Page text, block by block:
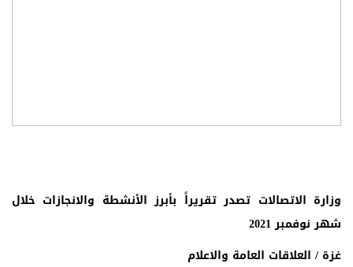
وزارة الاتصالات تصدر تقريراً بأبرز الأنشطة والانجازات خلال
شهر نوفمبر 2021
غزة / العلاقات العامة والاعلام